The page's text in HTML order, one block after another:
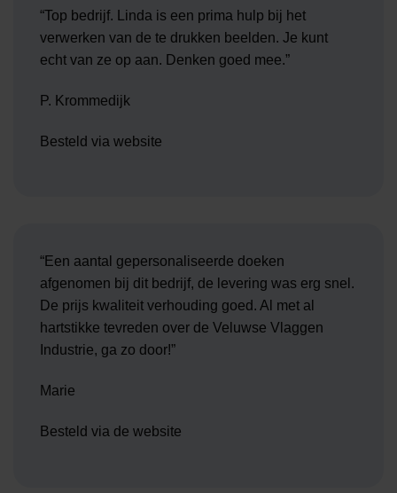
“Top bedrijf. Linda is een prima hulp bij het
verwerken van de te drukken beelden. Je kunt
echt van ze op aan. Denken goed mee.”
P. Krommedijk
Besteld via website
“Een aantal gepersonaliseerde doeken
afgenomen bij dit bedrijf, de levering was erg snel.
De prijs kwaliteit verhouding goed. Al met al
hartstikke tevreden over de Veluwse Vlaggen
Industrie, ga zo door!”
Marie
Besteld via de website